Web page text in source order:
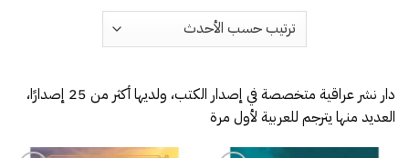
دار نشر عراقية متخصصة في إصدار الكتب، ولديها أكثر من 25 إصدارًا،
العديد منها يترجم للعربية لأول مرة